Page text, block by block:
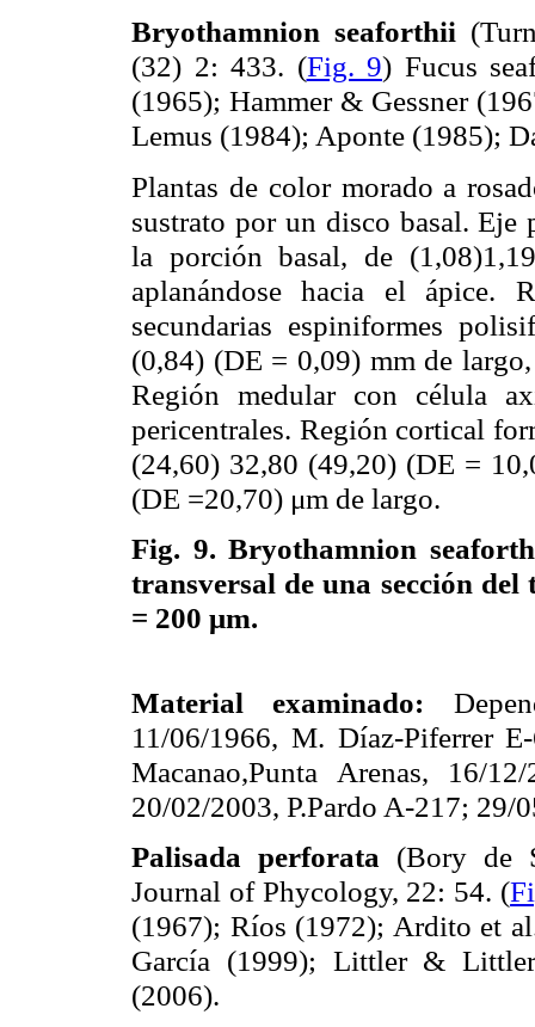
Bryothamnion seaforthii
(32) 2: 433. (Fig. 9) Fucus
(1965); Hammer & Gessner
Lemus (1984); Aponte (1985);
Plantas de color morado a
sustrato por un disco basal.
la porción basal, de
aplanándose hacia el ápice.
secundarias espiniformes
(0,84) (DE = 0,09) mm de
Región medular con célula
pericentrales. Región cortical
(24,60) 32,80 (49,20) (DE =
(DE =20,70) μm de largo.
Fig. 9. Bryothamnion
transversal de una sección
= 200 μm.
Material examinado:
11/06/1966, M. Díaz-Piferrer
Macanao,Punta Arenas, 16/
20/02/2003, P.Pardo A-217; 29/
Palisada perforata (Bory de
Journal of Phycology, 22: 54. (
(1967); Ríos (1972); Ardito et
García (1999); Littler &
(2006).